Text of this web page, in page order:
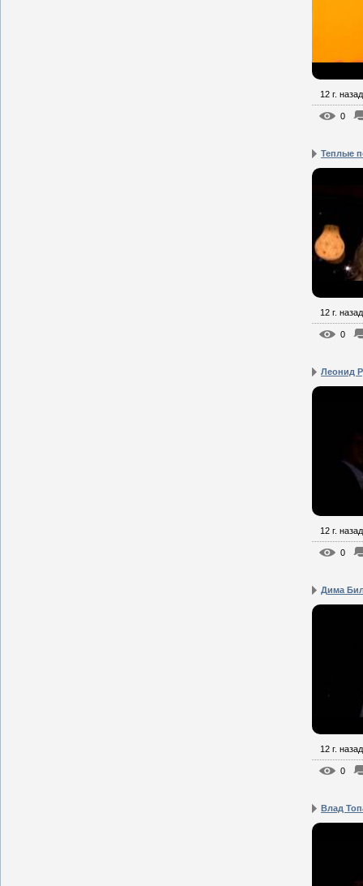
12 г. назад
0
Теплые
12 г. назад
0
Леонид
12 г. назад
0
Дима
12 г. назад
0
Влад